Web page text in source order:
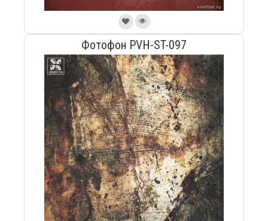
Фотофон PVH-ST-097